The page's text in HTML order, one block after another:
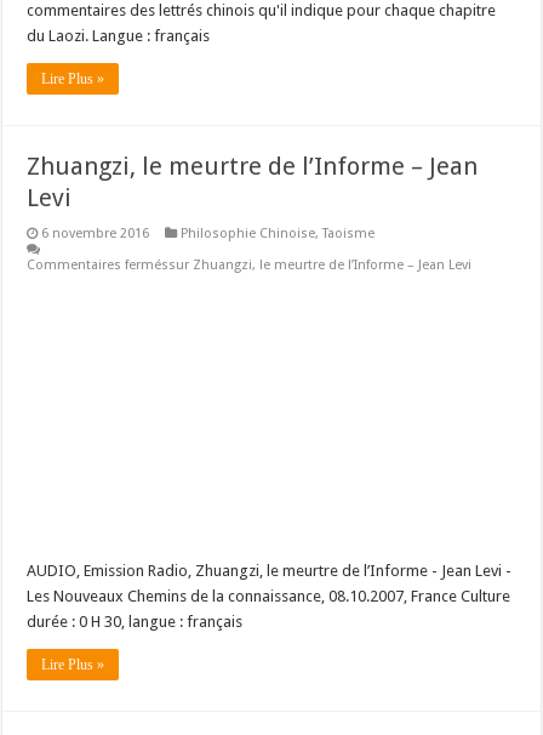
commentaires des lettrés chinois qu'il indique pour chaque chapitre
du Laozi. Langue : français
Lire Plus »
Zhuangzi, le meurtre de l’Informe – Jean
Levi
6 novembre 2016 Philosophie Chinoise,Taoisme
Commentaires ferméssur Zhuangzi, le meurtre de l’Informe – Jean Levi
AUDIO, Emission Radio, Zhuangzi, le meurtre de l’Informe - Jean Levi -
Les Nouveaux Chemins de la connaissance, 08.10.2007, France Culture
durée : 0 H 30, langue : français
Lire Plus »